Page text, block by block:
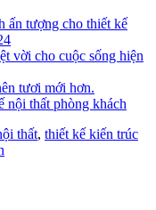
ấn tượng cho thiết kế
vời cho cuộc sống hiện
tươi mới hơn.
nội thất phòng khách
thất, thiết kế kiến trúc